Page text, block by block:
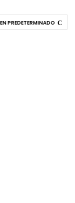
PREDETERMINADO